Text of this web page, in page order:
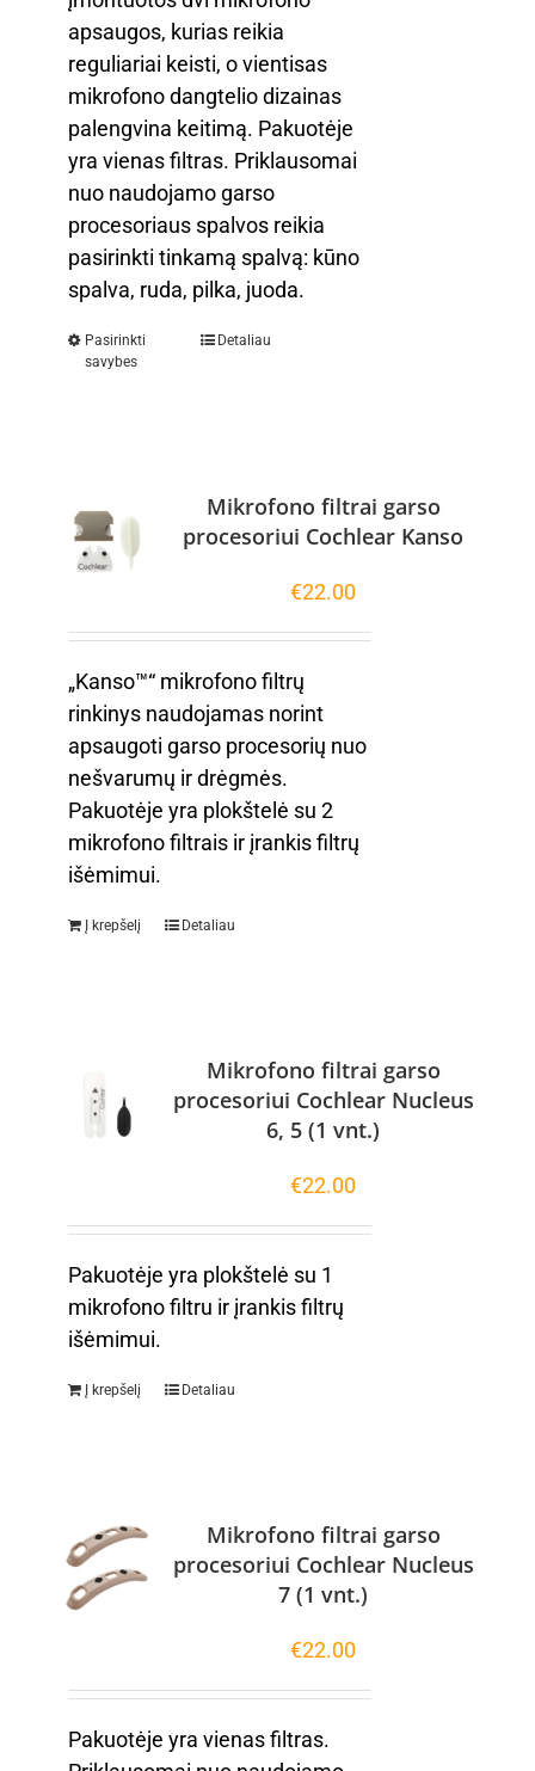
apsaugos, kurias reikia
reguliariai keisti, o vientisas
mikrofono dangtelio dizainas
palengvina keitimą. Pakuotėje
yra vienas filtras. Priklausomai
nuo naudojamo garso
procesoriaus spalvos reikia
pasirinkti tinkamą spalvą: kūno
spalva, ruda, pilka, juoda.
Pasirinkti
savybes
Detaliau
Mikrofono filtrai garso
procesoriui Cochlear Kanso
€22.00
„Kanso™“ mikrofono filtrų
rinkinys naudojamas norint
apsaugoti garso procesorių nuo
nešvarumų ir drėgmės.
Pakuotėje yra plokštelė su 2
mikrofono filtrais ir įrankis filtrų
išėmimui.
Į krepšelį Detaliau
Mikrofono filtrai garso
procesoriui Cochlear Nucleus
6, 5 (1 vnt.)
€22.00
Pakuotėje yra plokštelė su 1
mikrofono filtru ir įrankis filtrų
išėmimui.
Į krepšelį Detaliau
Mikrofono filtrai garso
procesoriui Cochlear Nucleus
7 (1 vnt.)
€22.00
Pakuotėje yra vienas filtras.